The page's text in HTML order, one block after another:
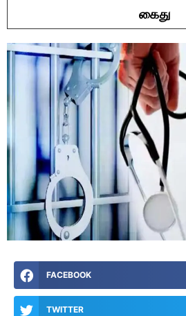
கைது
FACEBOOK
TWITTER